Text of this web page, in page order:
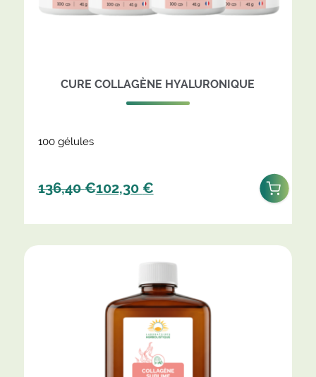
CURE COLLAGÈNE HYALURONIQUE
100 gélules
136,40€Original
102,30 €Current